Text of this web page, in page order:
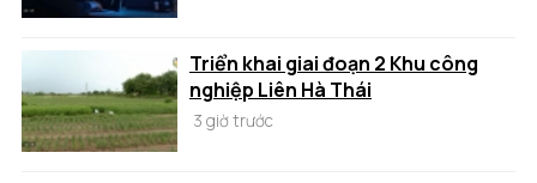
Triển khai giai đoạn 2 Khu công
nghiệp Liên Hà Thái
3 giờ trước